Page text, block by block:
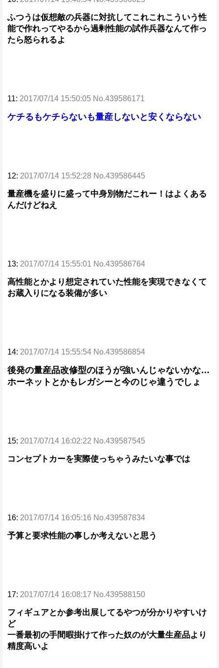
ふつうは仮想敵の兵器に対抗してこれこれこういう性
能で作れってやるから過剰性能の試作兵器なんて作っ
たら怒られるよ
11: 2017/07/14 15:50:05 No.439586171
ケチるもケチらないも量産しないと安くならない
12: 2017/07/14 15:52:28 No.439586445
量産機を盛りに盛って中身別物だこれー！はよくある
んだけどねえ
13: 2017/07/14 15:55:01 No.439586764
高性能とかより想定されていた性能を実現できなくて
お蔵入りになる装備が多い
14: 2017/07/14 15:55:54 No.439586854
後発の量産品改修型のほうが強いんじゃないかな…
ホーネットとかもレガシーと今のじゃ違うでしょ
15: 2017/07/14 16:02:22 No.439587545
コンセプトカーを実際使っちゃうみたいな事では
16: 2017/07/14 16:05:16 No.439587834
予算と要求性能の事しか考えないと思う
17: 2017/07/14 16:08:17 No.439588150
フィギュアとか参考出展してるやつが分かりやすいけ
ど
一番最初の手間暇掛けて作った奴のが大量生産品より
精度高いよ